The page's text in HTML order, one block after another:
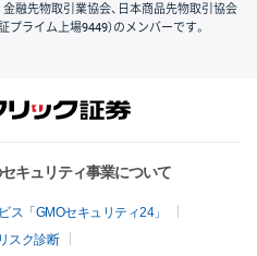
融先物取引業協会、日本商品先物取引協会
ライム上場9449）のメンバーです。
キュリティ事業について
「GMOセキュリティ24」
スク診断